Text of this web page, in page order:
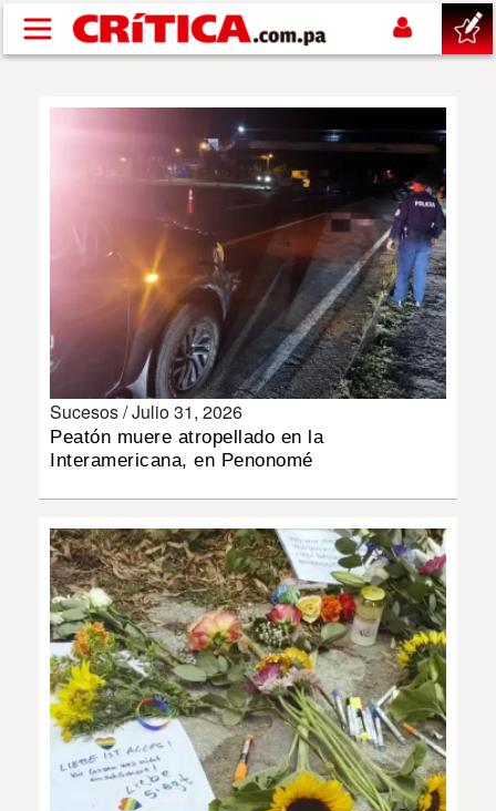
Pasar al contenido principal
SHOW
DEPORTES
INSÓLITAS
MULTIMEDIA
IMPRESO
Sucesos /Julio 31, 2026
Peatón muere atropellado en la
Interamericana, en Penonomé